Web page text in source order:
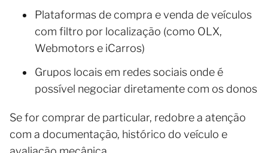
Plataformas de compra e venda de veículos
com filtro por localização (como OLX,
Webmotors e iCarros)
Grupos locais em redes sociais onde é
possível negociar diretamente com os donos
Se for comprar de particular, redobre a atenção
com a documentação, histórico do veículo e